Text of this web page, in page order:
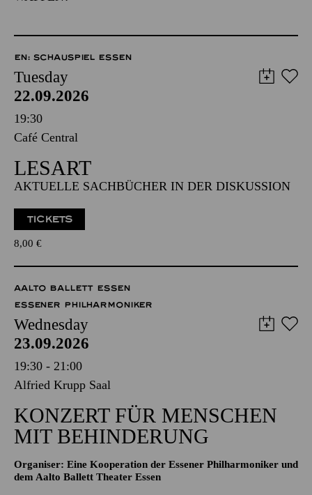
EN: SCHAUSPIEL ESSEN
Tuesday
22.09.2026
19:30
Café Central
LESART
AKTUELLE SACHBÜCHER IN DER DISKUSSION
TICKETS
8,00 €
AALTO BALLETT ESSEN
ESSENER PHILHARMONIKER
Wednesday
23.09.2026
19:30 - 21:00
Alfried Krupp Saal
KONZERT FÜR MENSCHEN
MIT BEHINDERUNG
Organiser: Eine Kooperation der Essener Philharmoniker und
dem Aalto Ballett Theater Essen